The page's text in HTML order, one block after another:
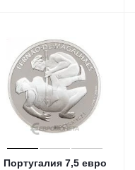
Португалия 7,5 евро